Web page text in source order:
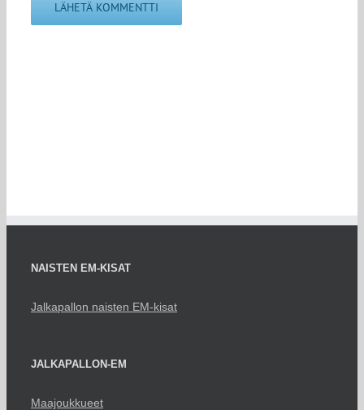
NAISTEN EM-KISAT
Jalkapallon naisten EM-kisat
JALKAPALLON-EM
Maajoukkueet